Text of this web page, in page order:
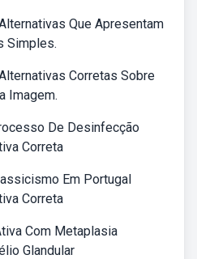
Que Apresentam
Simples.
Corretas Sobre
Imagem.
De Desinfecção
Correta
Em Portugal
Correta
Com Metaplasia
Glandular